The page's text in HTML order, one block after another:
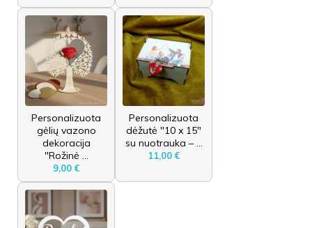
Personalizuota
gėlių vazono
dekoracija
"Rožinė ...
9,00 €
Personalizuota
dėžutė "10 x 15"
su nuotrauka – ...
11,00 €